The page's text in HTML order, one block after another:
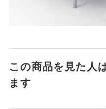
この商品を見た人
ます